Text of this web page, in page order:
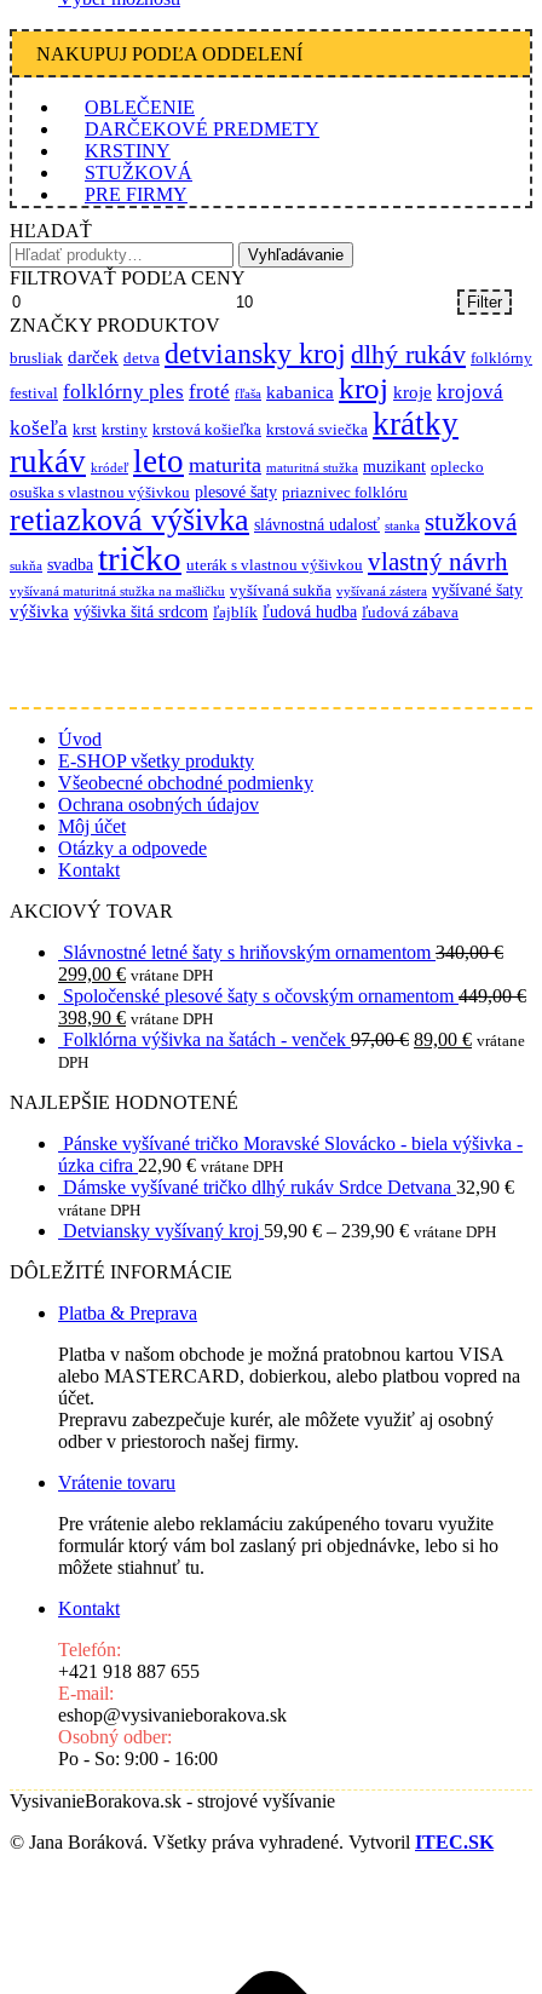
multiple
variants.
The
options
be
chosen
on
page
NAKUPUJ PODĽA ODDELENÍ
OBLEČENIE
DARČEKOVÉ PREDMETY
KRSTINY
STUŽKOVÁ
PRE FIRMY
HĽADAŤ
Hľadať:
Vyhľadávanie
FILTROVAŤ PODĽA CENY
Minimálna
cena
Maximálna
Filter
ZNAČKY PRODUKTOV
brusliak darček detva detviansky kroj dlhý rukáv folklórny
festival folklórny ples froté fľaša kabanica kroj kroje krojová
košeľa krst krstiny krstová košieľka krstová sviečka krátky
rukáv kródeľ leto maturita maturitná stužka muzikant oplecko
osuška s vlastnou výšivkou plesové šaty priaznivec folklóru
retiazková výšivka slávnostná udalosť stanka stužková
sukňa svadba tričko uterák s vlastnou výšivkou vlastný návrh
vyšívaná maturitná stužka na mašličku vyšívaná sukňa vyšívaná zástera vyšívané šaty
výšivka výšivka šitá srdcom ľajblík ľudová hudba ľudová zábava
Úvod
E-SHOP všetky produkty
Všeobecné obchodné podmienky
Ochrana osobných údajov
Môj účet
Otázky a odpovede
Kontakt
AKCIOVÝ TOVAR
Slávnostné letné šaty s hriňovským ornamentom 340,00€
Original
price
was:
340,00 €.
299,00 €Current
price
is:
299,00 €.
vrátane DPH
Spoločenské plesové šaty s očovským ornamentom 449,00€
Original
price
was:
398,90 €Current
price
vrátane DPH
Folklórna výšivka na šatách - venček 97,00€ Original
89,00 €Current
vrátane
DPH
NAJLEPŠIE HODNOTENÉ
Pánske vyšívané tričko Moravské Slovácko - biela výšivka -
úzka cifra 22,90 € vrátane DPH
Dámske vyšívané tričko dlhý rukáv Srdce Detvana 32,90 €
vrátane DPH
Detviansky vyšívaný kroj 59,90 € – 239,90 € vrátane DPH
DÔLEŽITÉ INFORMÁCIE
Platba & Preprava
Platba v našom obchode je možná pratobnou kartou VISA
alebo MASTERCARD, dobierkou, alebo platbou vopred na
účet.
Prepravu zabezpečuje kurér, ale môžete využiť aj osobný
odber v priestoroch našej firmy.
Vrátenie tovaru
Pre vrátenie alebo reklamáciu zakúpeného tovaru využite
formulár ktorý vám bol zaslaný pri objednávke, lebo si ho
môžete stiahnuť tu.
Kontakt
Telefón:
+421 918 887 655
E-mail:
eshop@vysivanieborakova.sk
Osobný odber:
Po - So: 9:00 - 16:00
VysivanieBorakova.sk - strojové vyšívanie
© Jana Boráková. Všetky práva vyhradené. Vytvoril ITEC.SK